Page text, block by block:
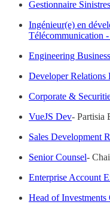
Gestionnaire
Ingénieur(e) en
Télécommunication -
Engineering
Developer Relations
Corporate &
VueJS Dev- Partisia
Sales Development
Senior Counsel-
Enterprise Account
Head of